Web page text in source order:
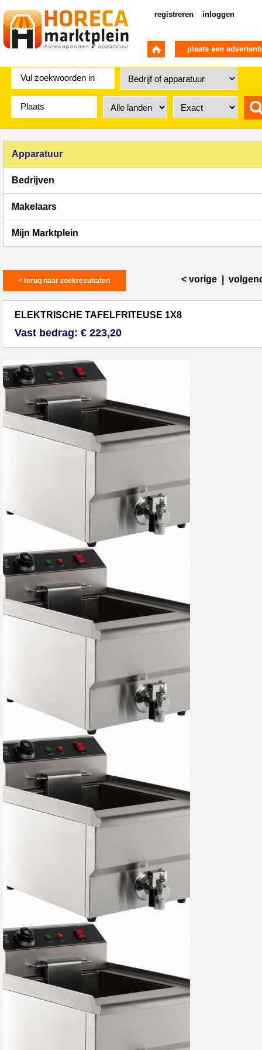
registreren inloggen
plaats een
Apparatuur
Bedrijven
Makelaars
Mijn Marktplein
< terug naar zoekresultaten < vorige
ELEKTRISCHE TAFELFRITEUSE 1X8
Vast bedrag: € 223,20